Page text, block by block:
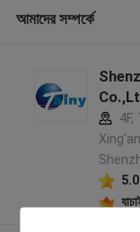
আমাদের সম্পর্কে
5.0